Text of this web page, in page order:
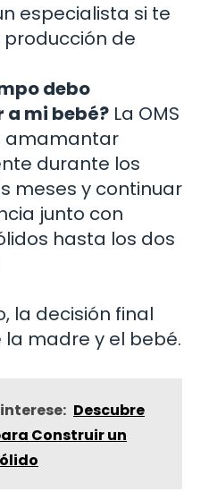
especialista si te
de
debo
mi bebé? La OMS
amamantar
durante los
meses y continuar
junto con
hasta los dos
la decisión final
madre y el bebé.
Descubre
Construir un